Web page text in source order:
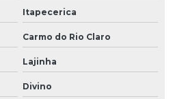
Itapecerica
Carmo do Rio Claro
Lajinha
Divino